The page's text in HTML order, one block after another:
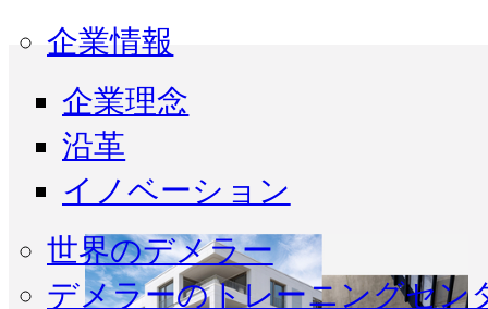
企業情報
企業理念
沿革
イノベーション
世界のデメラー
デメラーのトレーニングセン